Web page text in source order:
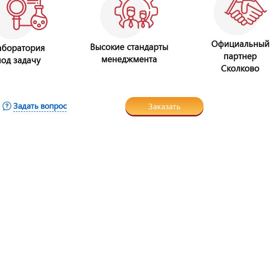
задачу
Высокие стандарты
менеджмента
Официальный
партнер
Сколково
Задать вопрос Заказать